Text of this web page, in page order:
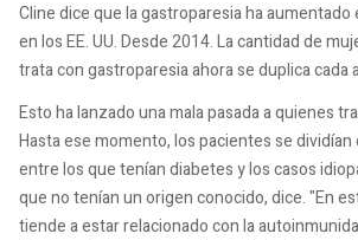
Cline dice que la gastroparesia ha
en los EE. UU. Desde 2014. La cantidad de
trata con gastroparesia ahora se duplica cada
Esto ha lanzado una mala pasada a quienes
Hasta ese momento, los pacientes se
entre los que tenían diabetes y los casos
que no tenían un origen conocido, dice. "En
tiende a estar relacionado con la